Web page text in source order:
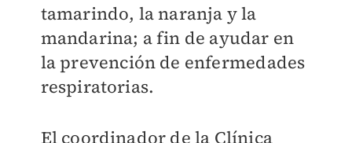
tamarindo, la naranja y la
mandarina; a fin de ayudar en
la prevención de enfermedades
respiratorias.
El coordinador de la Clínica